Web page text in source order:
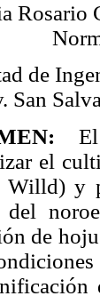
Rosario
de
San
el
Willd) y
del
de